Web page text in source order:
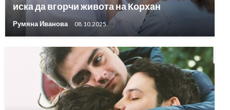
иска да вгорчи живота на Корхан
Румяна Иванова 08.10.2025